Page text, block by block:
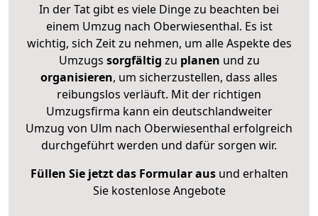
In der Tat gibt es viele Dinge zu beachten bei
einem Umzug nach Oberwiesenthal. Es ist
wichtig, sich Zeit zu nehmen, um alle Aspekte des
Umzugs sorgfältig zu planen und zu
organisieren, um sicherzustellen, dass alles
reibungslos verläuft. Mit der richtigen
Umzugsfirma kann ein deutschlandweiter
Umzug von Ulm nach Oberwiesenthal erfolgreich
durchgeführt werden und dafür sorgen wir.
Füllen Sie jetzt das Formular ausund erhalten
Sie kostenlose Angebote